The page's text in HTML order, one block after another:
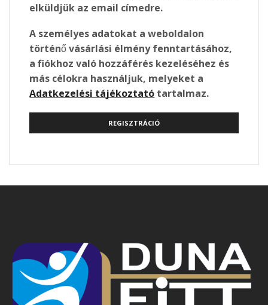
elküldjük az email címedre.
A személyes adatokat a weboldalon
történő vásárlási élmény fenntartásához,
a fiókhoz való hozzáférés kezeléséhez és
más célokra használjuk, melyeket a
Adatkezelési tájékoztató tartalmaz.
REGISZTRÁCIÓ